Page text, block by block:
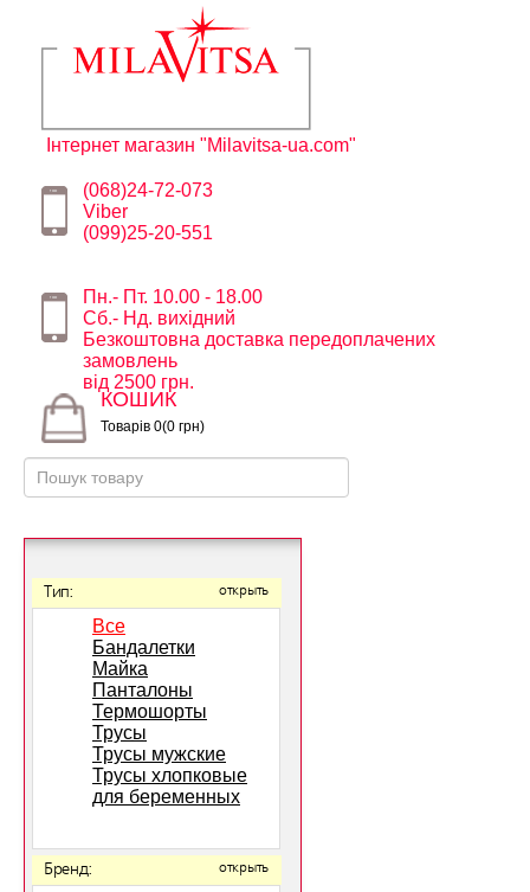
Інтернет магазин "Milavitsa-ua.com"
(068)24-72-073
Viber
(099)25-20-551
Пн.- Пт. 10.00 - 18.00
Сб.- Нд. вихідний
Безкоштовна доставка передоплачених
замовлень
від 2500 грн.
КОШИК
Товарів 0(0 грн)
Тип: открыть
Все
Бандалетки
Майка
Панталоны
Термошорты
Трусы
Трусы мужские
Трусы хлопковые
для беременных
Бренд: открыть